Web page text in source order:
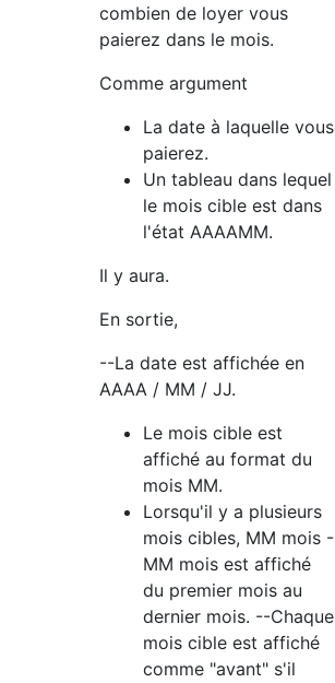
combien de loyer vous
paierez dans le mois.
Comme argument
La date à laquelle vous
paierez.
Un tableau dans lequel
le mois cible est dans
l'état AAAAMM.
Il y aura.
En sortie,
--La date est affichée en
AAAA / MM / JJ.
Le mois cible est
affiché au format du
mois MM.
Lorsqu'il y a plusieurs
mois cibles, MM mois -
MM mois est affiché
du premier mois au
dernier mois. --Chaque
mois cible est affiché
comme "avant" s'il